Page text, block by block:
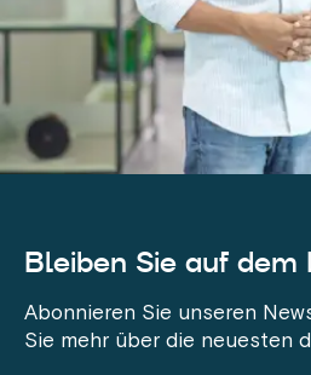
Bleiben Sie auf dem
Abonnieren Sie unseren
Sie mehr über die neuesten